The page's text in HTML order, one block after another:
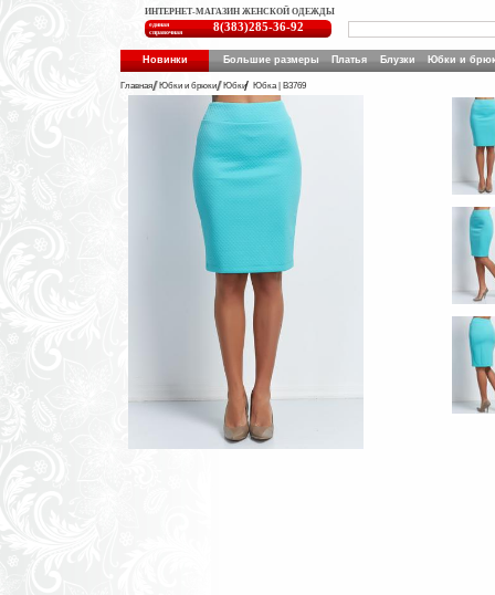
ИНТЕРНЕТ-МАГАЗИН ЖЕНСКОЙ ОДЕЖДЫ
единая
справочная
8(383)285-36-92
Новинки Большие размеры Платья Блузки Юбки и
Главная Юбки и брюки Юбки Юбка | B3769